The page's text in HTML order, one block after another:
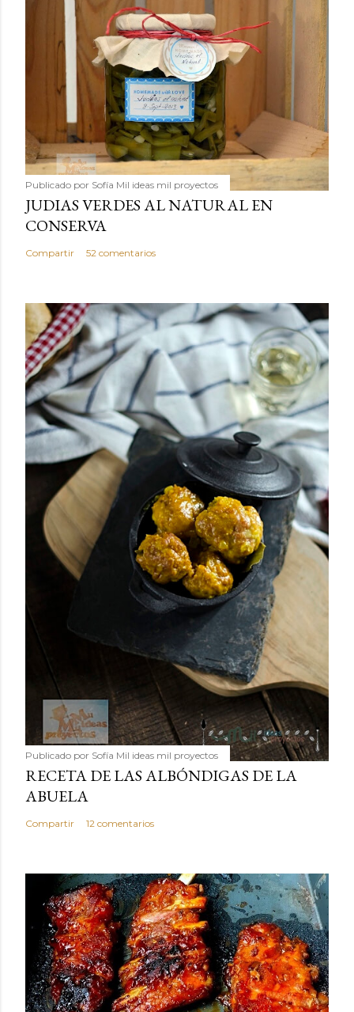
Publicado por Sofía Mil ideas mil proyectos
JUDIAS VERDES AL NATURAL EN
CONSERVA
Compartir 52 comentarios
Publicado por Sofía Mil ideas mil proyectos
RECETA DE LAS ALBÓNDIGAS DE LA
ABUELA
Compartir 12 comentarios